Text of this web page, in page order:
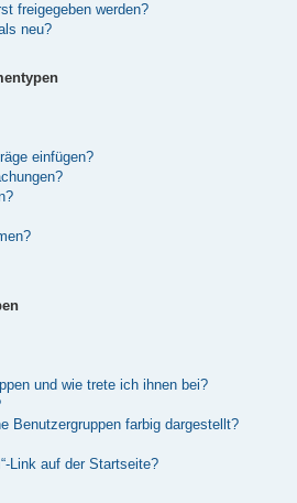
freigegeben werden?
neu?
einfügen?
und wie trete ich ihnen bei?
Benutzergruppen farbig dargestellt?
Link auf der Startseite?